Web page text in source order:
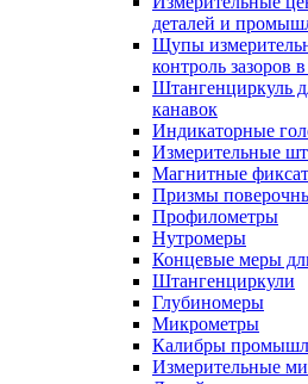
деталей и
Щупы
контроль зазоров
Штангенциркуль
канавок
Индикаторные
Измерительные
Магнитные
Призмы
Профилометры
Нутромеры
Концевые меры
Штангенциркули
Глубиномеры
Микрометры
Калибры
Измерительные